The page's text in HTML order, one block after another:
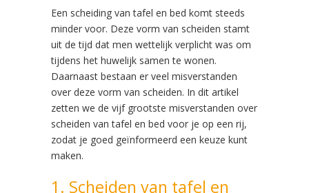
Een scheiding van tafel en bed komt steeds
minder voor. Deze vorm van scheiden stamt
uit de tijd dat men wettelijk verplicht was om
tijdens het huwelijk samen te wonen.
Daarnaast bestaan er veel misverstanden
over deze vorm van scheiden. In dit artikel
zetten we de vijf grootste misverstanden over
scheiden van tafel en bed voor je op een rij,
zodat je goed geïnformeerd een keuze kunt
maken.
1. Scheiden van tafel en